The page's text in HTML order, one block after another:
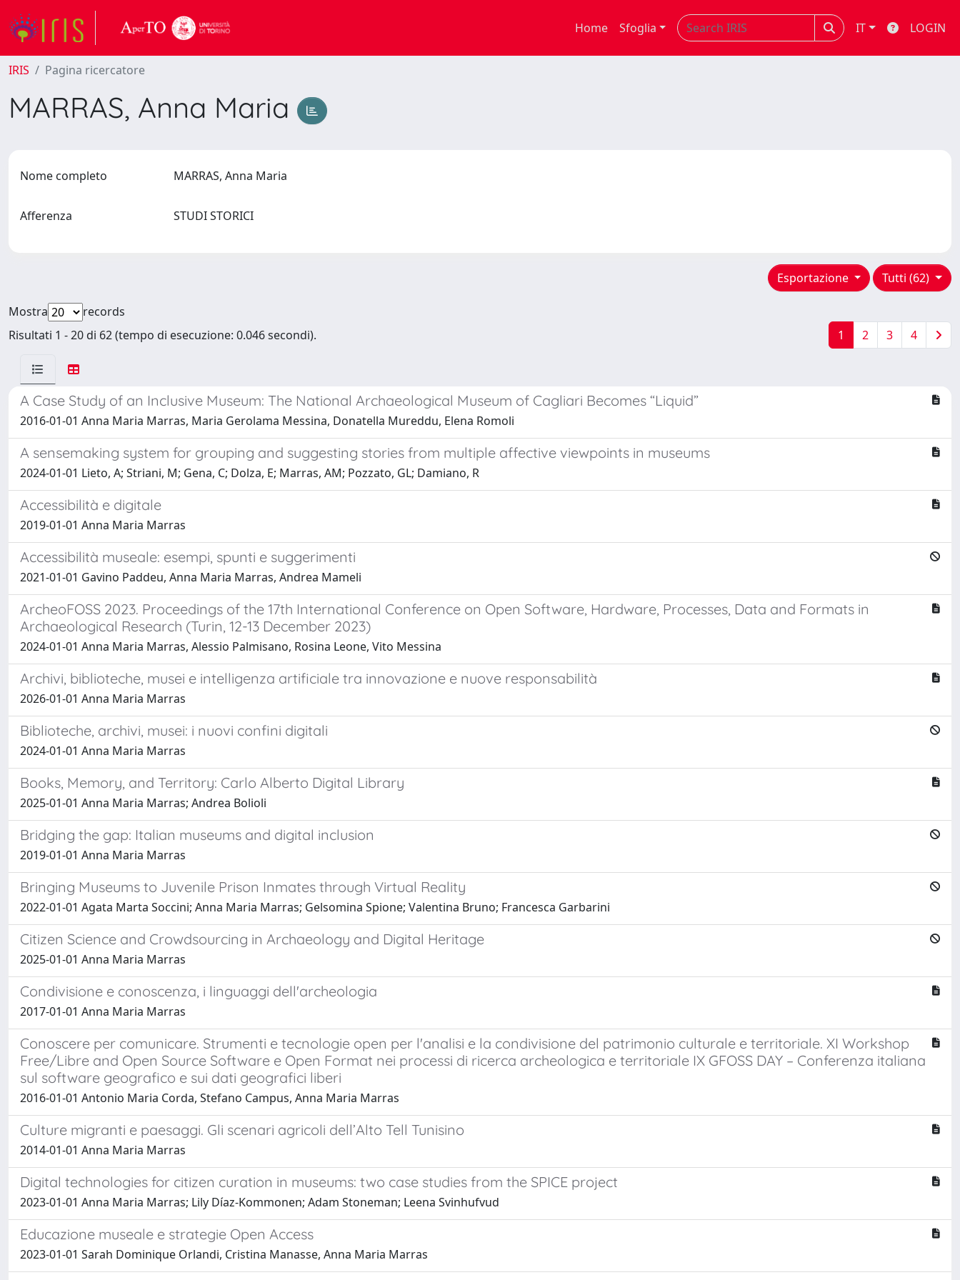
Home Sfoglia IT LOGIN
IRIS Pagina ricercatore
MARRAS, Anna Maria
Nome completo MARRAS, Anna Maria
Afferenza STUDI STORICI
Tutti (62)
Esportazione
Mostra
records
Risultati 1 - 20 di 62 (tempo di esecuzione: 0.046 secondi).
1 2 3 4
A Case Study of an Inclusive Museum: The National Archaeological Museum of Cagliari Becomes “Liquid”
2016-01-01 Anna Maria Marras, Maria Gerolama Messina, Donatella Mureddu, Elena Romoli
A sensemaking system for grouping and suggesting stories from multiple affective viewpoints in museums
2024-01-01 Lieto, A; Striani, M; Gena, C; Dolza, E; Marras, AM; Pozzato, GL; Damiano, R
Accessibilità e digitale
2019-01-01 Anna Maria Marras
Accessibilità museale: esempi, spunti e suggerimenti
2021-01-01 Gavino Paddeu, Anna Maria Marras, Andrea Mameli
ArcheoFOSS 2023. Proceedings of the 17th International Conference on Open Software, Hardware, Processes, Data and Formats in
Archaeological Research (Turin, 12-13 December 2023)
2024-01-01 Anna Maria Marras, Alessio Palmisano, Rosina Leone, Vito Messina
Archivi, biblioteche, musei e intelligenza artificiale tra innovazione e nuove responsabilità
2026-01-01 Anna Maria Marras
Biblioteche, archivi, musei: i nuovi confini digitali
2024-01-01 Anna Maria Marras
Books, Memory, and Territory: Carlo Alberto Digital Library
2025-01-01 Anna Maria Marras; Andrea Bolioli
Bridging the gap: Italian museums and digital inclusion
2019-01-01 Anna Maria Marras
Bringing Museums to Juvenile Prison Inmates through Virtual Reality
2022-01-01 Agata Marta Soccini; Anna Maria Marras; Gelsomina Spione; Valentina Bruno; Francesca Garbarini
Citizen Science and Crowdsourcing in Archaeology and Digital Heritage
2025-01-01 Anna Maria Marras
Condivisione e conoscenza, i linguaggi dell'archeologia
2017-01-01 Anna Maria Marras
Conoscere per comunicare. Strumenti e tecnologie open per l'analisi e la condivisione del patrimonio culturale e territoriale. XI Workshop
Free/Libre and Open Source Software e Open Format nei processi di ricerca archeologica e territoriale IX GFOSS DAY – Conferenza italiana
sul software geografico e sui dati geografici liberi
2016-01-01 Antonio Maria Corda, Stefano Campus, Anna Maria Marras
Culture migranti e paesaggi. Gli scenari agricoli dell’Alto Tell Tunisino
2014-01-01 Anna Maria Marras
Digital technologies for citizen curation in museums: two case studies from the SPICE project
2023-01-01 Anna Maria Marras; Lily Díaz-Kommonen; Adam Stoneman; Leena Svinhufvud
Educazione museale e strategie Open Access
2023-01-01 Sarah Dominique Orlandi, Cristina Manasse, Anna Maria Marras